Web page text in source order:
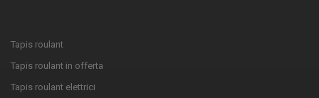
Tapis roulant
Tapis roulant in offerta
Tapis roulant elettrici